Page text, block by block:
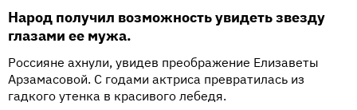
Народ получил возможность увидеть звезду
глазами ее мужа.
Россияне ахнули, увидев преображение Елизаветы
Арзамасовой. С годами актриса превратилась из
гадкого утенка в красивого лебедя.